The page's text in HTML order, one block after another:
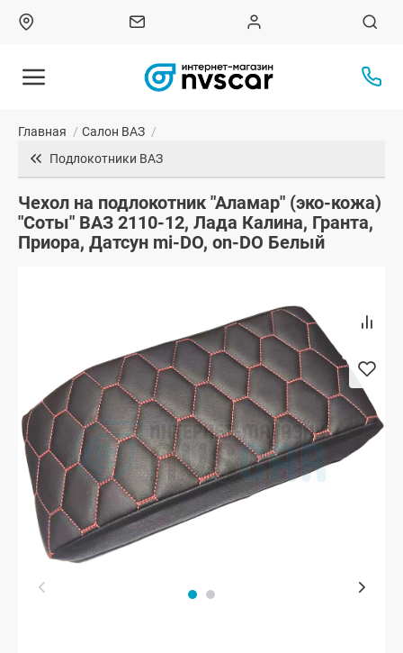
Главная / Салон ВАЗ /
Подлокотники ВАЗ
Чехол на подлокотник "Аламар" (эко-кожа)
"Соты" ВАЗ 2110-12, Лада Калина, Гранта,
Приора, Датсун mi-DO, on-DO Белый